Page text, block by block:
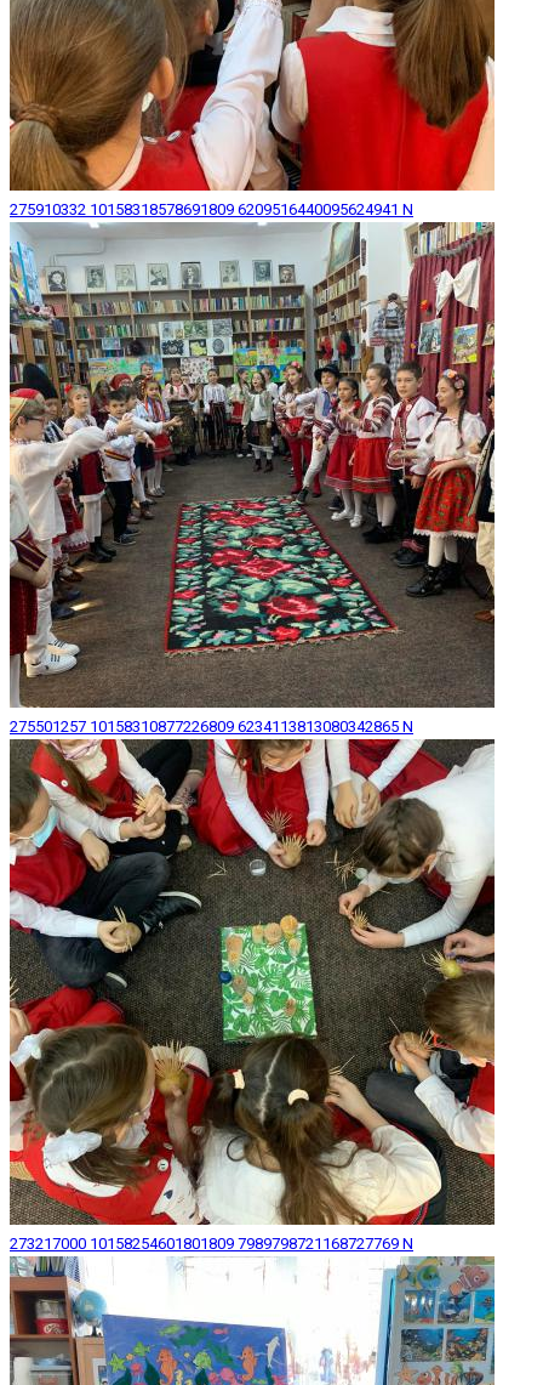
275910332 10158318578691809 6209516440095624941 N
275501257 10158310877226809 6234113813080342865 N
273217000 10158254601801809 7989798721168727769 N